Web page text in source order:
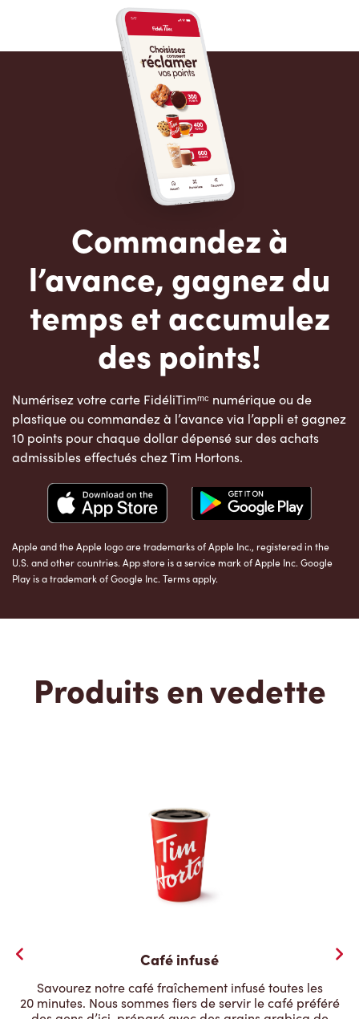
Commandez à
l’avance, gagnez du
temps et accumulez
des points!
Numérisez votre carte FidéliTimᵐᶜ numérique ou de
plastique ou commandez à l’avance via l’appli et gagnez
10 points pour chaque dollar dépensé sur des achats
admissibles effectués chez Tim Hortons.
Apple and the Apple logo are trademarks of Apple Inc., registered in the
U.S. and other countries. App store is a service mark of Apple Inc. Google
Play is a trademark of Google Inc. Terms apply.
Produits en vedette
Café infusé
Savourez notre café fraîchement infusé toutes les
20 minutes. Nous sommes fiers de servir le café préféré